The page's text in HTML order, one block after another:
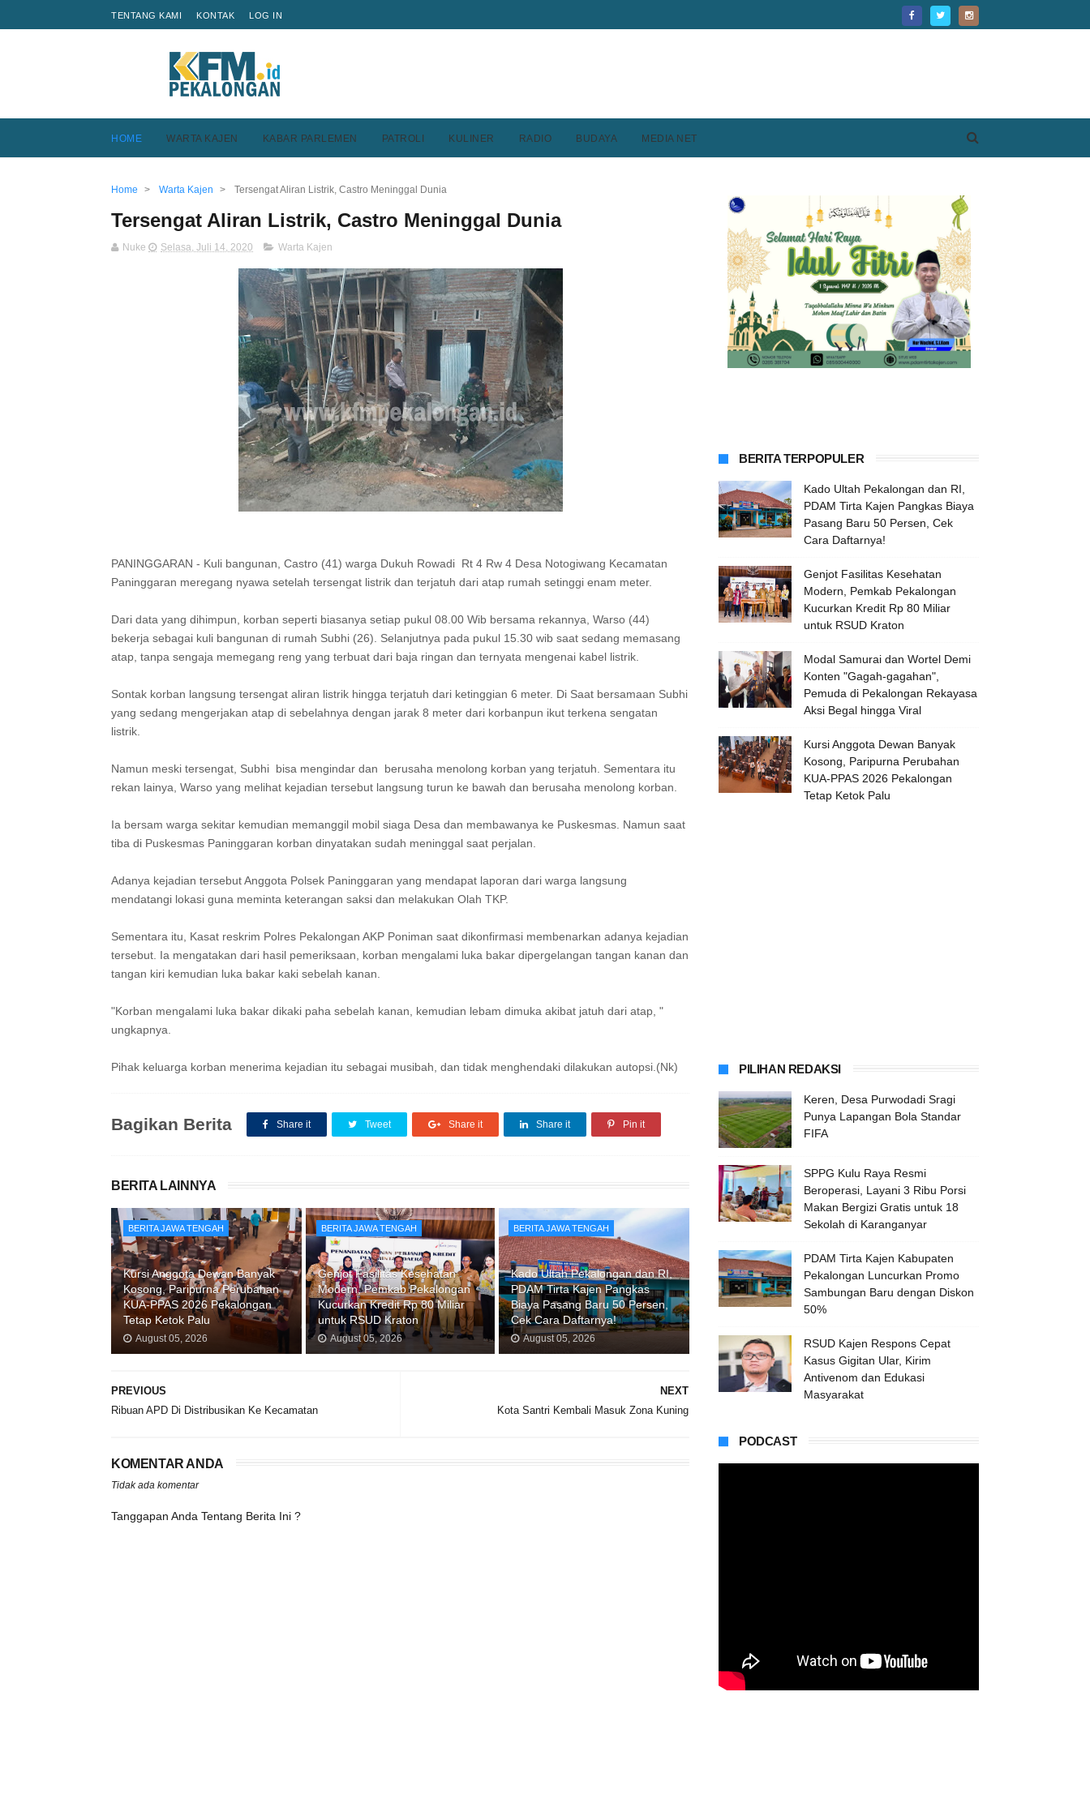
TENTANG KAMI KONTAK LOG IN
HOME WARTA KAJEN KABAR PARLEMEN PATROLI KULINER RADIO BUDAYA MEDIA NET
Home > Warta Kajen > Tersengat Aliran Listrik, Castro Meninggal Dunia
Tersengat Aliran Listrik, Castro Meninggal Dunia
Nuke Selasa, Juli 14, 2020 Warta Kajen
PANINGGARAN - Kuli bangunan, Castro (41) warga Dukuh Rowadi Rt 4 Rw 4 Desa Notogiwang Kecamatan
Paninggaran meregang nyawa setelah tersengat listrik dan terjatuh dari atap rumah setinggi enam meter.
Dari data yang dihimpun, korban seperti biasanya setiap pukul 08.00 Wib bersama rekannya, Warso (44)
bekerja sebagai kuli bangunan di rumah Subhi (26). Selanjutnya pada pukul 15.30 wib saat sedang memasang
atap, tanpa sengaja memegang reng yang terbuat dari baja ringan dan ternyata mengenai kabel listrik.
Sontak korban langsung tersengat aliran listrik hingga terjatuh dari ketinggian 6 meter. Di Saat bersamaan Subhi
yang sedang mengerjakan atap di sebelahnya dengan jarak 8 meter dari korbanpun ikut terkena sengatan
listrik.
Namun meski tersengat, Subhi bisa mengindar dan berusaha menolong korban yang terjatuh. Sementara itu
rekan lainya, Warso yang melihat kejadian tersebut langsung turun ke bawah dan berusaha menolong korban.
Ia bersam warga sekitar kemudian memanggil mobil siaga Desa dan membawanya ke Puskesmas. Namun saat
tiba di Puskesmas Paninggaran korban dinyatakan sudah meninggal saat perjalan.
Adanya kejadian tersebut Anggota Polsek Paninggaran yang mendapat laporan dari warga langsung
mendatangi lokasi guna meminta keterangan saksi dan melakukan Olah TKP.
Sementara itu, Kasat reskrim Polres Pekalongan AKP Poniman saat dikonfirmasi membenarkan adanya kejadian
tersebut. Ia mengatakan dari hasil pemeriksaan, korban mengalami luka bakar dipergelangan tangan kanan dan
tangan kiri kemudian luka bakar kaki sebelah kanan.
"Korban mengalami luka bakar dikaki paha sebelah kanan, kemudian lebam dimuka akibat jatuh dari atap, "
ungkapnya.
Pihak keluarga korban menerima kejadian itu sebagai musibah, dan tidak menghendaki dilakukan autopsi.(Nk)
Bagikan Berita Share it Tweet Share it Share it Pin it
BERITA LAINNYA
BERITA JAWA TENGAH
Kursi Anggota Dewan Banyak
Kosong, Paripurna Perubahan
KUA-PPAS 2026 Pekalongan
Tetap Ketok Palu
August 05, 2026
BERITA JAWA TENGAH
Genjot Fasilitas Kesehatan
Modern, Pemkab Pekalongan
Kucurkan Kredit Rp 80 Miliar
untuk RSUD Kraton
August 05, 2026
BERITA JAWA TENGAH
Kado Ultah Pekalongan dan RI,
PDAM Tirta Kajen Pangkas
Biaya Pasang Baru 50 Persen,
Cek Cara Daftarnya!
August 05, 2026
NEXT
Kota Santri Kembali Masuk Zona Kuning
PREVIOUS
Ribuan APD Di Distribusikan Ke Kecamatan
KOMENTAR ANDA
Tidak ada komentar
Tanggapan Anda Tentang Berita Ini ?
BERITA TERPOPULER
Kado Ultah Pekalongan dan RI,
PDAM Tirta Kajen Pangkas Biaya
Pasang Baru 50 Persen, Cek
Cara Daftarnya!
Genjot Fasilitas Kesehatan
Modern, Pemkab Pekalongan
Kucurkan Kredit Rp 80 Miliar
untuk RSUD Kraton
Modal Samurai dan Wortel Demi
Konten "Gagah-gagahan",
Pemuda di Pekalongan Rekayasa
Aksi Begal hingga Viral
Kursi Anggota Dewan Banyak
Kosong, Paripurna Perubahan
KUA-PPAS 2026 Pekalongan
Tetap Ketok Palu
PILIHAN REDAKSI
Keren, Desa Purwodadi Sragi
Punya Lapangan Bola Standar
FIFA
SPPG Kulu Raya Resmi
Beroperasi, Layani 3 Ribu Porsi
Makan Bergizi Gratis untuk 18
Sekolah di Karanganyar
PDAM Tirta Kajen Kabupaten
Pekalongan Luncurkan Promo
Sambungan Baru dengan Diskon
50%
RSUD Kajen Respons Cepat
Kasus Gigitan Ular, Kirim
Antivenom dan Edukasi
Masyarakat
PODCAST